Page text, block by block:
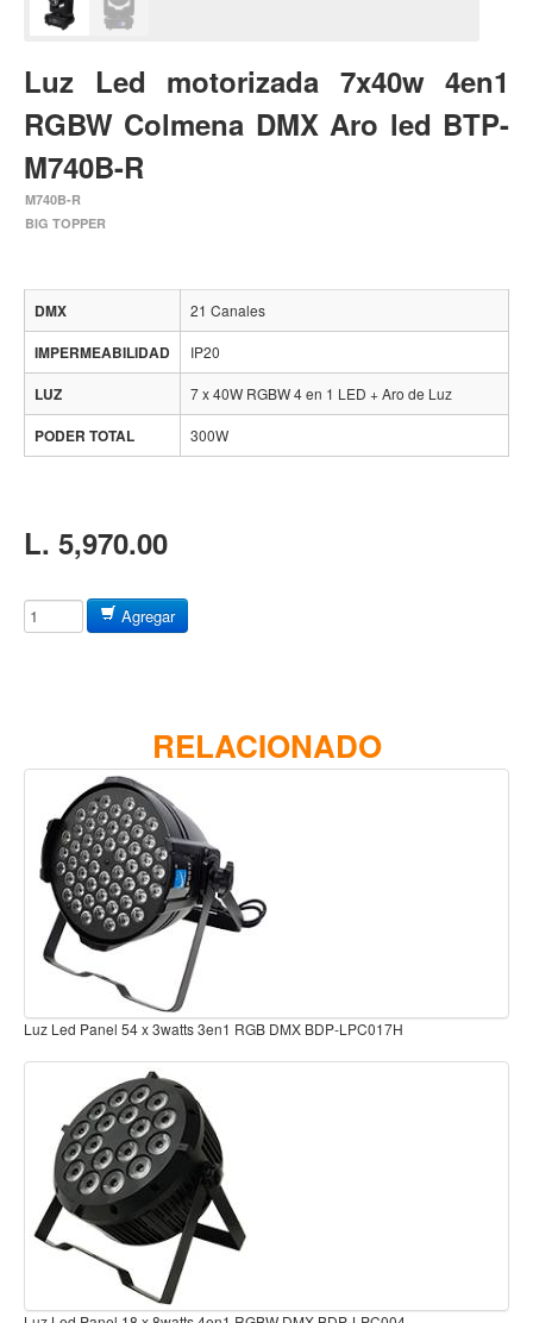
Amplificadores
Fajas
Accesorios
Cuerdas
Acustica
Electrica
Pergaminos
Baquetas y mazos
Platillos
Pedestal para Hi-Hat
Pedestal para redoblante
Teclado
Teclado Digital
Piano Digital
Sintetizadores
Controladores
Amplificadores
Accesorios
Violin
Viola
Cello
Contrabajo
Fundas y estuches
Luz Led motorizada 7x40w 4en1
RGBW Colmena DMX Aro led BTP-
M740B-R
M740B-R
BIG TOPPER
DMX 21 Canales
IMPERMEABILIDAD IP20
LUZ 7 x 40W RGBW 4 en 1 LED + Aro de Luz
PODER TOTAL 300W
L. 5,970.00
Agregar
RELACIONADO
Luz Led Panel 54 x 3watts 4en1 RGBW DMX BDP-LPC007H